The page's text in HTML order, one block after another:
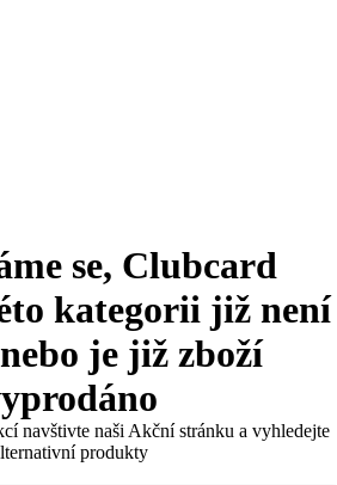
se, Clubcard
kategorii již není
je již zboží
navštivte naši Akční stránku a vyhledejte
produkty